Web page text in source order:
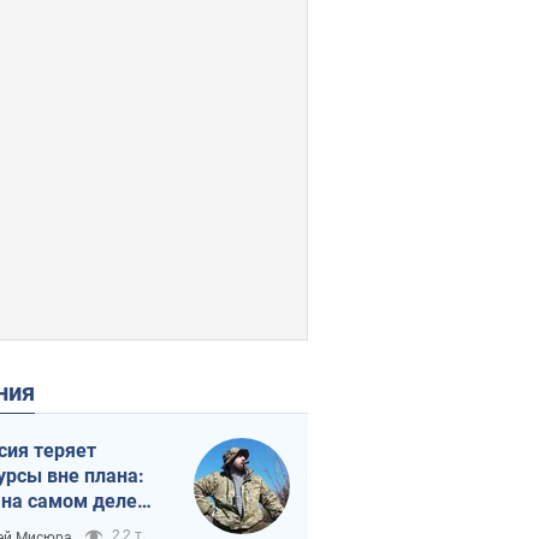
теряет
вне плана:
на самом деле
темп войны
2,2 т.